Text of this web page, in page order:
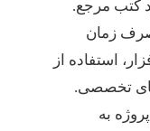
کتب مرجع.
زمان
استفاده از
تخصصی.
به